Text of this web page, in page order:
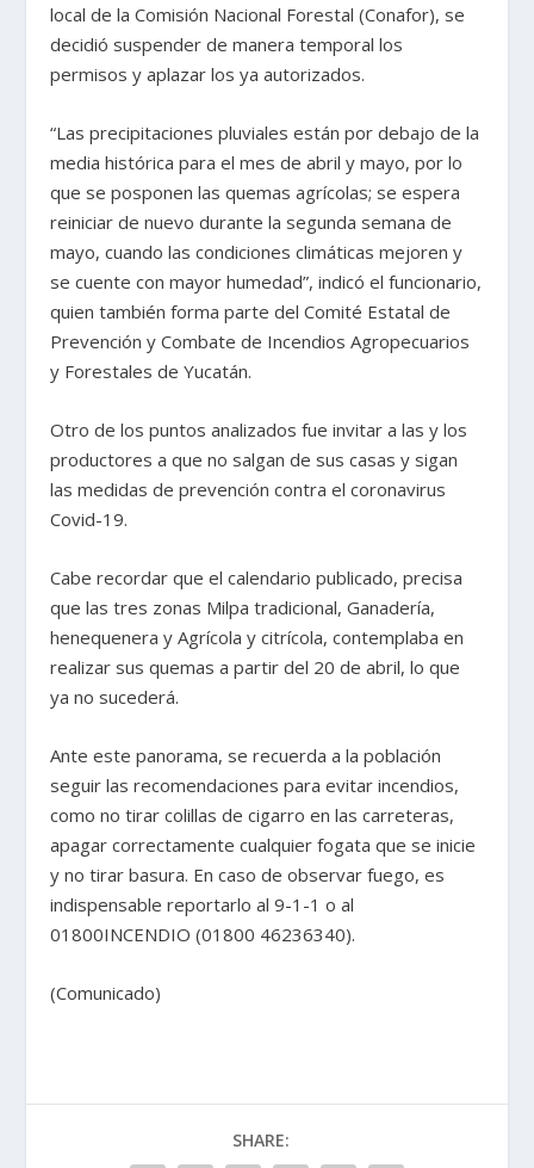
local de la Comisión Nacional Forestal (Conafor), se
decidió suspender de manera temporal los
permisos y aplazar los ya autorizados.
“Las precipitaciones pluviales están por debajo de la
media histórica para el mes de abril y mayo, por lo
que se posponen las quemas agrícolas; se espera
reiniciar de nuevo durante la segunda semana de
mayo, cuando las condiciones climáticas mejoren y
se cuente con mayor humedad”, indicó el funcionario,
quien también forma parte del Comité Estatal de
Prevención y Combate de Incendios Agropecuarios
y Forestales de Yucatán.
Otro de los puntos analizados fue invitar a las y los
productores a que no salgan de sus casas y sigan
las medidas de prevención contra el coronavirus
Covid-19.
Cabe recordar que el calendario publicado, precisa
que las tres zonas Milpa tradicional, Ganadería,
henequenera y Agrícola y citrícola, contemplaba en
realizar sus quemas a partir del 20 de abril, lo que
ya no sucederá.
Ante este panorama, se recuerda a la población
seguir las recomendaciones para evitar incendios,
como no tirar colillas de cigarro en las carreteras,
apagar correctamente cualquier fogata que se inicie
y no tirar basura. En caso de observar fuego, es
indispensable reportarlo al 9-1-1 o al
01800INCENDIO (01800 46236340).
(Comunicado)
SHARE: